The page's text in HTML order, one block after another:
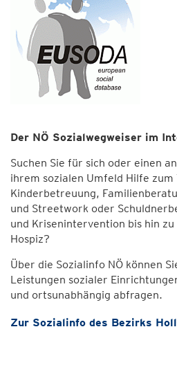
Der NÖ Sozialwegweiser im
Suchen Sie für sich oder einen
ihrem sozialen Umfeld Hilfe zum
Kinderbetreuung,
und Streetwork oder
und Krisenintervention bis hin
Hospiz?
Über die Sozialinfo NÖ können
Leistungen sozialer
und ortsunabhängig abfragen.
Zur Sozialinfo des Bezirks